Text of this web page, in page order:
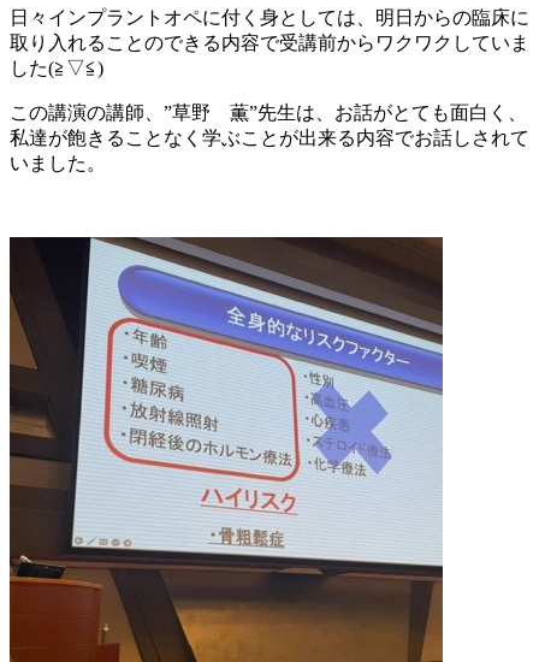
日々インプラントオペに付く身としては、明日からの臨床に
取り入れることのできる内容で受講前からワクワクしていま
した(≧▽≦)
この講演の講師、”草野 薫”先生は、お話がとても面白く、
私達が飽きることなく学ぶことが出来る内容でお話しされて
いました。